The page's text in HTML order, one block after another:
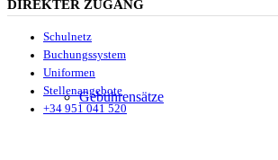
Gebührensätze
DIREKTER ZUGANG
Schulnetz
Buchungssystem
Uniformen
Stellenangebote
+34 951 041 520